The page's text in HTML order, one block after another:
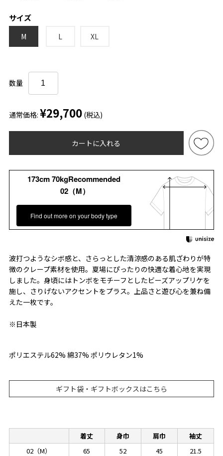
サイズ
M L XL
数量
通常価格: ¥29,700 (税込)
カートに入れる
173cm 70kgRecommended
02（M）
Find out more on your body type
波打つようなシボ感と、さらっとした清涼感のある肌ざわりが特
徴のクレープ素材を使用。夏場にぴったりの快適な着心地を実現
しました。身頃にはトンボをモチーフとしたビーズアップリケを
施し、さりげないアクセントをプラス。上品さと遊び心を兼ね備
えた一枚です。
※日本製
ポリエステル62% 綿37% ポリウレタン1%
ギフト袋・ギフトボックスはこちら
着丈 身巾 肩巾
袖丈
02（M）
65 52 45
21.5